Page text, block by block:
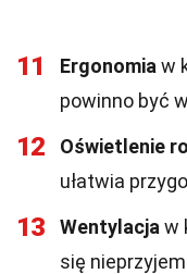
11 Ergonomia w
powinno być
12 Oświetlenie
ułatwia
13 Wentylacja w
się